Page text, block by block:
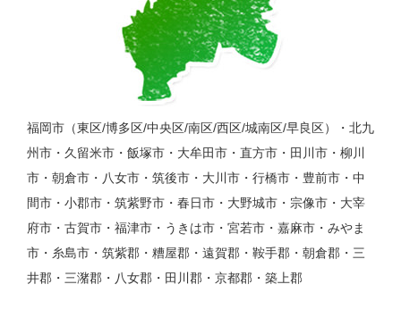
福岡市（東区/博多区/中央区/南区/西区/城南区/早良区）・北九
州市・久留米市・飯塚市・大牟田市・直方市・田川市・柳川
市・朝倉市・八女市・筑後市・大川市・行橋市・豊前市・中
間市・小郡市・筑紫野市・春日市・大野城市・宗像市・大宰
府市・古賀市・福津市・うきは市・宮若市・嘉麻市・みやま
市・糸島市・筑紫郡・糟屋郡・遠賀郡・鞍手郡・朝倉郡・三
井郡・三潴郡・八女郡・田川郡・京都郡・築上郡